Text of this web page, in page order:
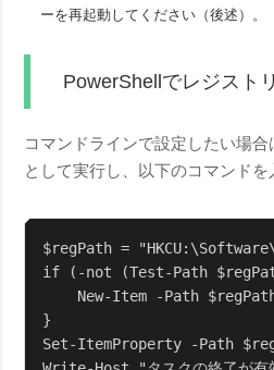
ーを再起動してください（後述）。
PowerShellでレジスト
コマンドラインで設定したい場
として実行し、以下のコマンドを
$regPath =
if (-not (Test-Path
New-Item -Path
}
Set-ItemProperty -Path